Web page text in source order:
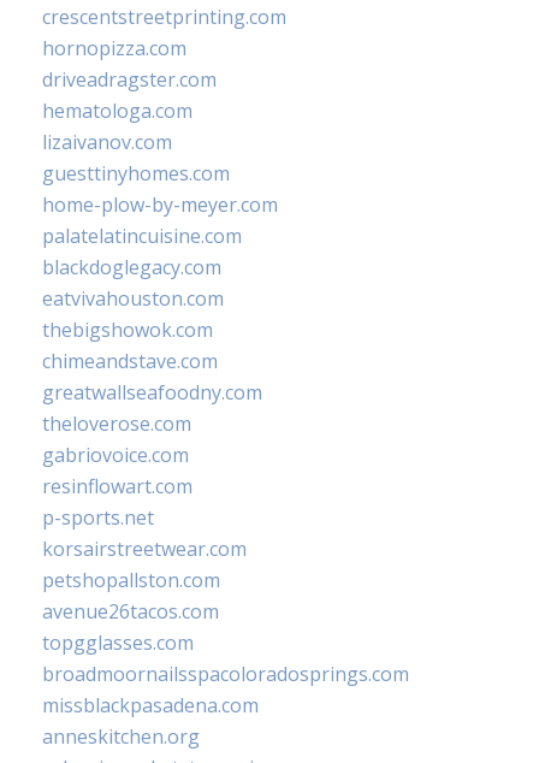
crescentstreetprinting.com
hornopizza.com
driveadragster.com
hematologa.com
lizaivanov.com
guesttinyhomes.com
home-plow-by-meyer.com
palatelatincuisine.com
blackdoglegacy.com
eatvivahouston.com
thebigshowok.com
chimeandstave.com
greatwallseafoodny.com
theloverose.com
gabriovoice.com
resinflowart.com
p-sports.net
korsairstreetwear.com
petshopallston.com
avenue26tacos.com
topgglasses.com
broadmoornailsspacoloradosprings.com
missblackpasadena.com
anneskitchen.org